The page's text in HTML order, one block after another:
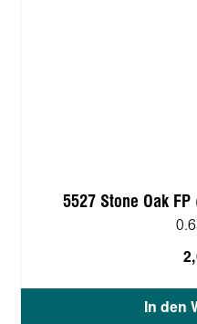
5527 Stone Oak
In den